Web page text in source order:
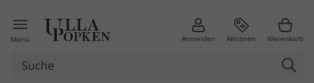
Menü Anmelden Aktionen Warenkorb